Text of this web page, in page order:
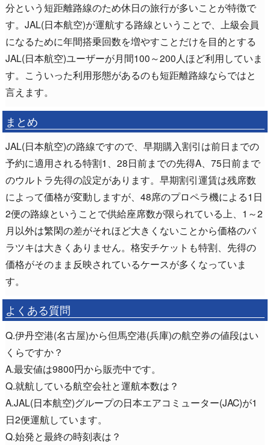
分という短距離路線のため休日の旅行が多いことが特徴で
す。JAL(日本航空)が運航する路線ということで、上級会員
になるために年間搭乗回数を増やすことだけを目的とする
JAL(日本航空)ユーザーが月間100～200人ほど利用していま
す。こういった利用形態があるのも短距離路線ならではと
言えます。
まとめ
JAL(日本航空)の路線ですので、早期購入割引は前日までの
予約に適用される特割1、28日前までの先得A、75日前まで
のウルトラ先得の設定があります。早期割引運賃は残席数
によって価格が変動しますが、48席のプロペラ機による1日
2便の路線ということで供給座席数が限られている上、1～2
月以外は繁閑の差がそれほど大きくないことから価格のバ
ラツキは大きくありません。格安チケットも特割、先得の
価格がそのまま反映されているケースが多くなっていま
す。
よくある質問
Q.伊丹空港(名古屋)から但馬空港(兵庫)の航空券の値段はい
くらですか？
A.最安値は9800円から販売中です。
Q.就航している航空会社と運航本数は？
A.JAL(日本航空)グループの日本エアコミューター(JAC)が1
日2便運航しています。
Q.始発と最終の時刻表は？